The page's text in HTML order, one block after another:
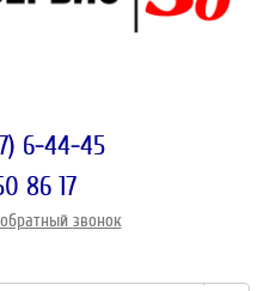
6-44-45
86 17
обратный звонок